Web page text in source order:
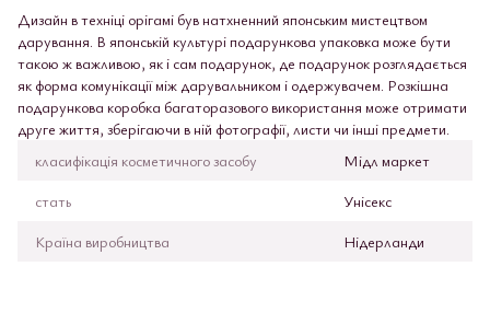
Дизайн в техніці орігамі був натхненний японським мистецтвом
дарування. В японській культурі подарункова упаковка може бути
такою ж важливою, як і сам подарунок, де подарунок розглядається
як форма комунікації між дарувальником і одержувачем. Розкішна
подарункова коробка багаторазового використання може отримати
друге життя, зберігаючи в ній фотографії, листи чи інші предмети.
класифікація косметичного засобу
Мідл маркет
стать
Унісекс
Країна виробництва
Нідерланди